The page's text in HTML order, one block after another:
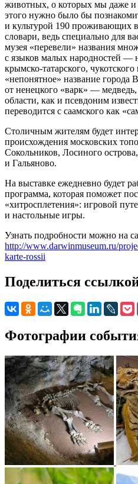
животных, о которых мы даже и
этого нужно было бы
и культурой 190 проживающих
словари, ведь специально для
музея «перевели» названия
с языков малых народностей —
крымско-татарского,
«непонятное» название города
от ненецкого «варк» —
области, как и псевдоним
переводится с саамского как
Столичным жителям будет
происхождения московских
Сокольников, Лосиного
и Гальяново.
На выставке ежедневно будет
программа, которая поможет
«хитросплетения»: игровой
и настольные игры.
Узнать подробности можно на
http://www.darwinmuseum.ru/
karte-rossii
Поделиться
Фотографии